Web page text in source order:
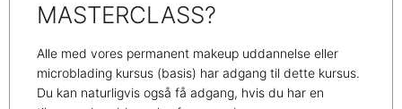
MASTERCLASS?
Alle med vores permanent makeup uddannelse eller
microblading kursus (basis) har adgang til dette kursus.
Du kan naturligvis også få adgang, hvis du har en